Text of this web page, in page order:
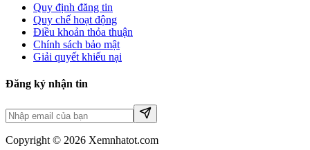
Quy định đăng tin
Quy chế hoạt động
Điều khoản thỏa thuận
Chính sách bảo mật
Giải quyết khiếu nại
Đăng ký nhận tin
Copyright © 2026 Xemnhatot.com